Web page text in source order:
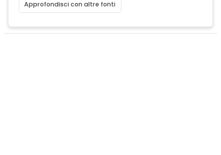
Approfondisci con altre fonti